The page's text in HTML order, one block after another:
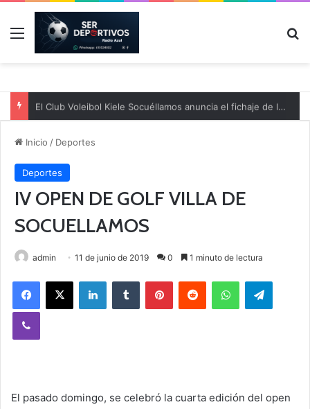
Menú
Inicio / Deportes
Deportes
IV OPEN DE GOLF VILLA DE
SOCUELLAMOS
admin 11 de junio de 2019 0 1 minuto de lectura
El pasado domingo, se celebró la cuarta edición del open